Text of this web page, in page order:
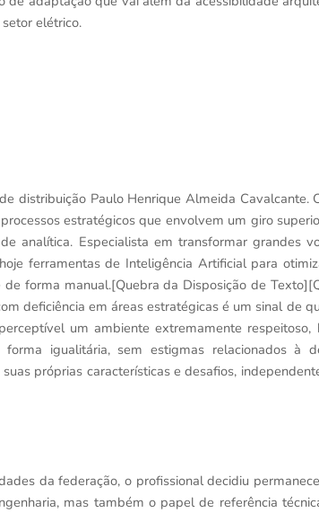
elétrico.
distribuição Paulo Henrique Almeida Cavalcante.
estratégicos que envolvem um giro
analítica. Especialista em transformar grandes
ferramentas de Inteligência Artificial para
de forma manual.[Quebra da Disposição de
deficiência em áreas estratégicas é um sinal de
um ambiente extremamente respeitoso,
igualitária, sem estigmas relacionados à
próprias características e desafios,
da federação, o profissional decidiu
mas também o papel de referência